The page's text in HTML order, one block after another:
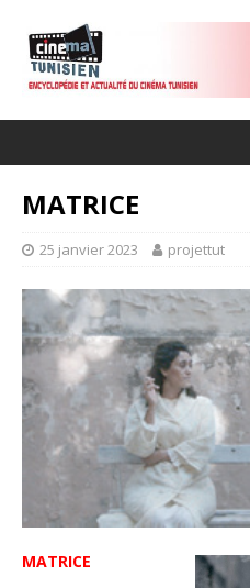
MATRICE
25 janvier 2023 projettut
MATRICE